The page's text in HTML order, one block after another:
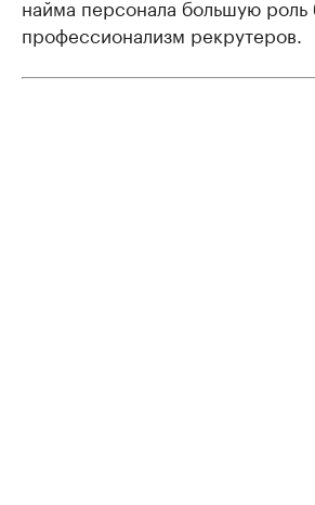
найма персонала большую роль
профессионализм рекрутеров.